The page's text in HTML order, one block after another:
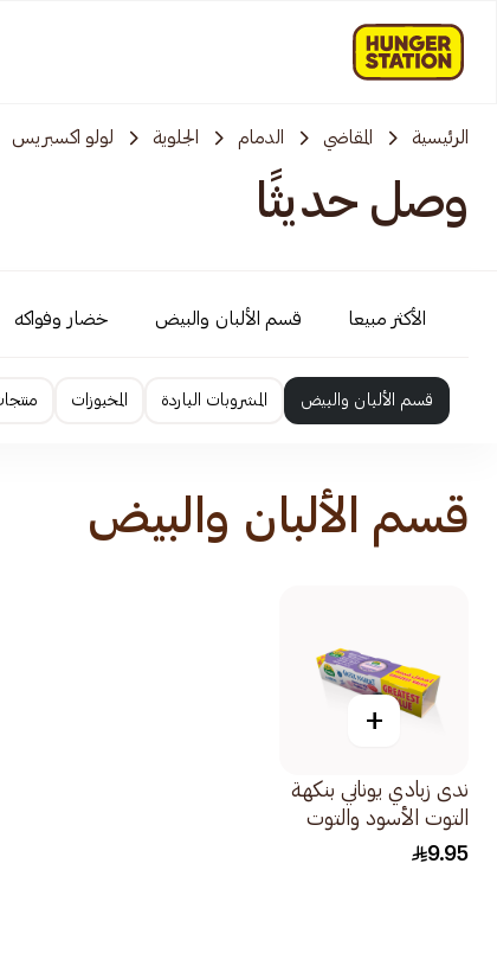
الرئيسية المقاضي الدمام الجلوية لولو اكسبريس
وصل حديثًا
الأكثر مبيعا قسم الألبان والبيض خضار وفواكه
قسم الألبان والبيض المشروبات الباردة المخبوزات
قسم الألبان والبيض
+
ندى زبادي يوناني بنكهة
التوت الأسود والتوت
الأحمر 3×160جرام
9.95